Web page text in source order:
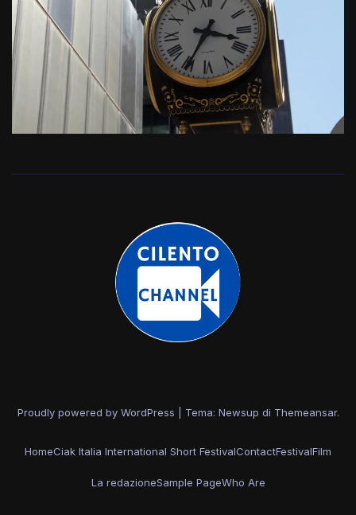
Proudly powered by WordPress Tema: Newsup di Themeansar.
HomeCiak Italia International Short FestivalContactFestivalFilm
La redazioneSample PageWho Are